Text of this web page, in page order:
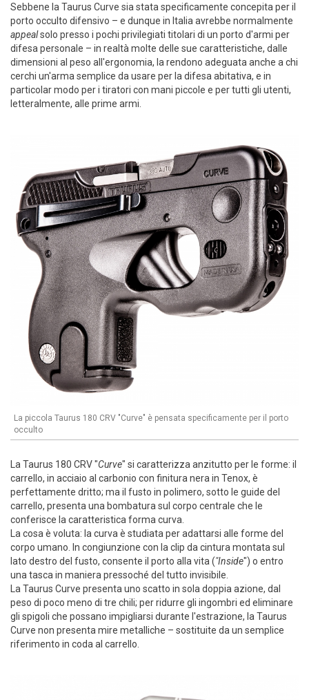
Sebbene la Taurus Curve sia stata specificamente concepita per il
porto occulto difensivo – e dunque in Italia avrebbe normalmente
appealsolo presso i pochi privilegiati titolari di un porto d'armi per
difesa personale – in realtà molte delle sue caratteristiche, dalle
dimensioni al peso all'ergonomia, la rendono adeguata anche a chi
cerchi un'arma semplice da usare per la difesa abitativa, e in
particolar modo per i tiratori con mani piccole e per tutti gli utenti,
letteralmente, alle prime armi.
La piccola Taurus 180 CRV "Curve" è pensata specificamente per il porto
occulto
La Taurus 180 CRV "Curve" si caratterizza anzitutto per le forme: il
carrello, in acciaio al carbonio con finitura nera in Tenox, è
perfettamente dritto; ma il fusto in polimero, sotto le guide del
carrello, presenta una bombatura sul corpo centrale che le
conferisce la caratteristica forma curva.
La cosa è voluta: la curva è studiata per adattarsi alle forme del
corpo umano. In congiunzione con la clip da cintura montata sul
lato destro del fusto, consente il porto alla vita ("Inside") o entro
una tasca in maniera pressoché del tutto invisibile.
La Taurus Curve presenta uno scatto in sola doppia azione, dal
peso di poco meno di tre chili; per ridurre gli ingombri ed eliminare
gli spigoli che possano impigliarsi durante l'estrazione, la Taurus
Curve non presenta mire metalliche – sostituite da un semplice
riferimento in coda al carrello.